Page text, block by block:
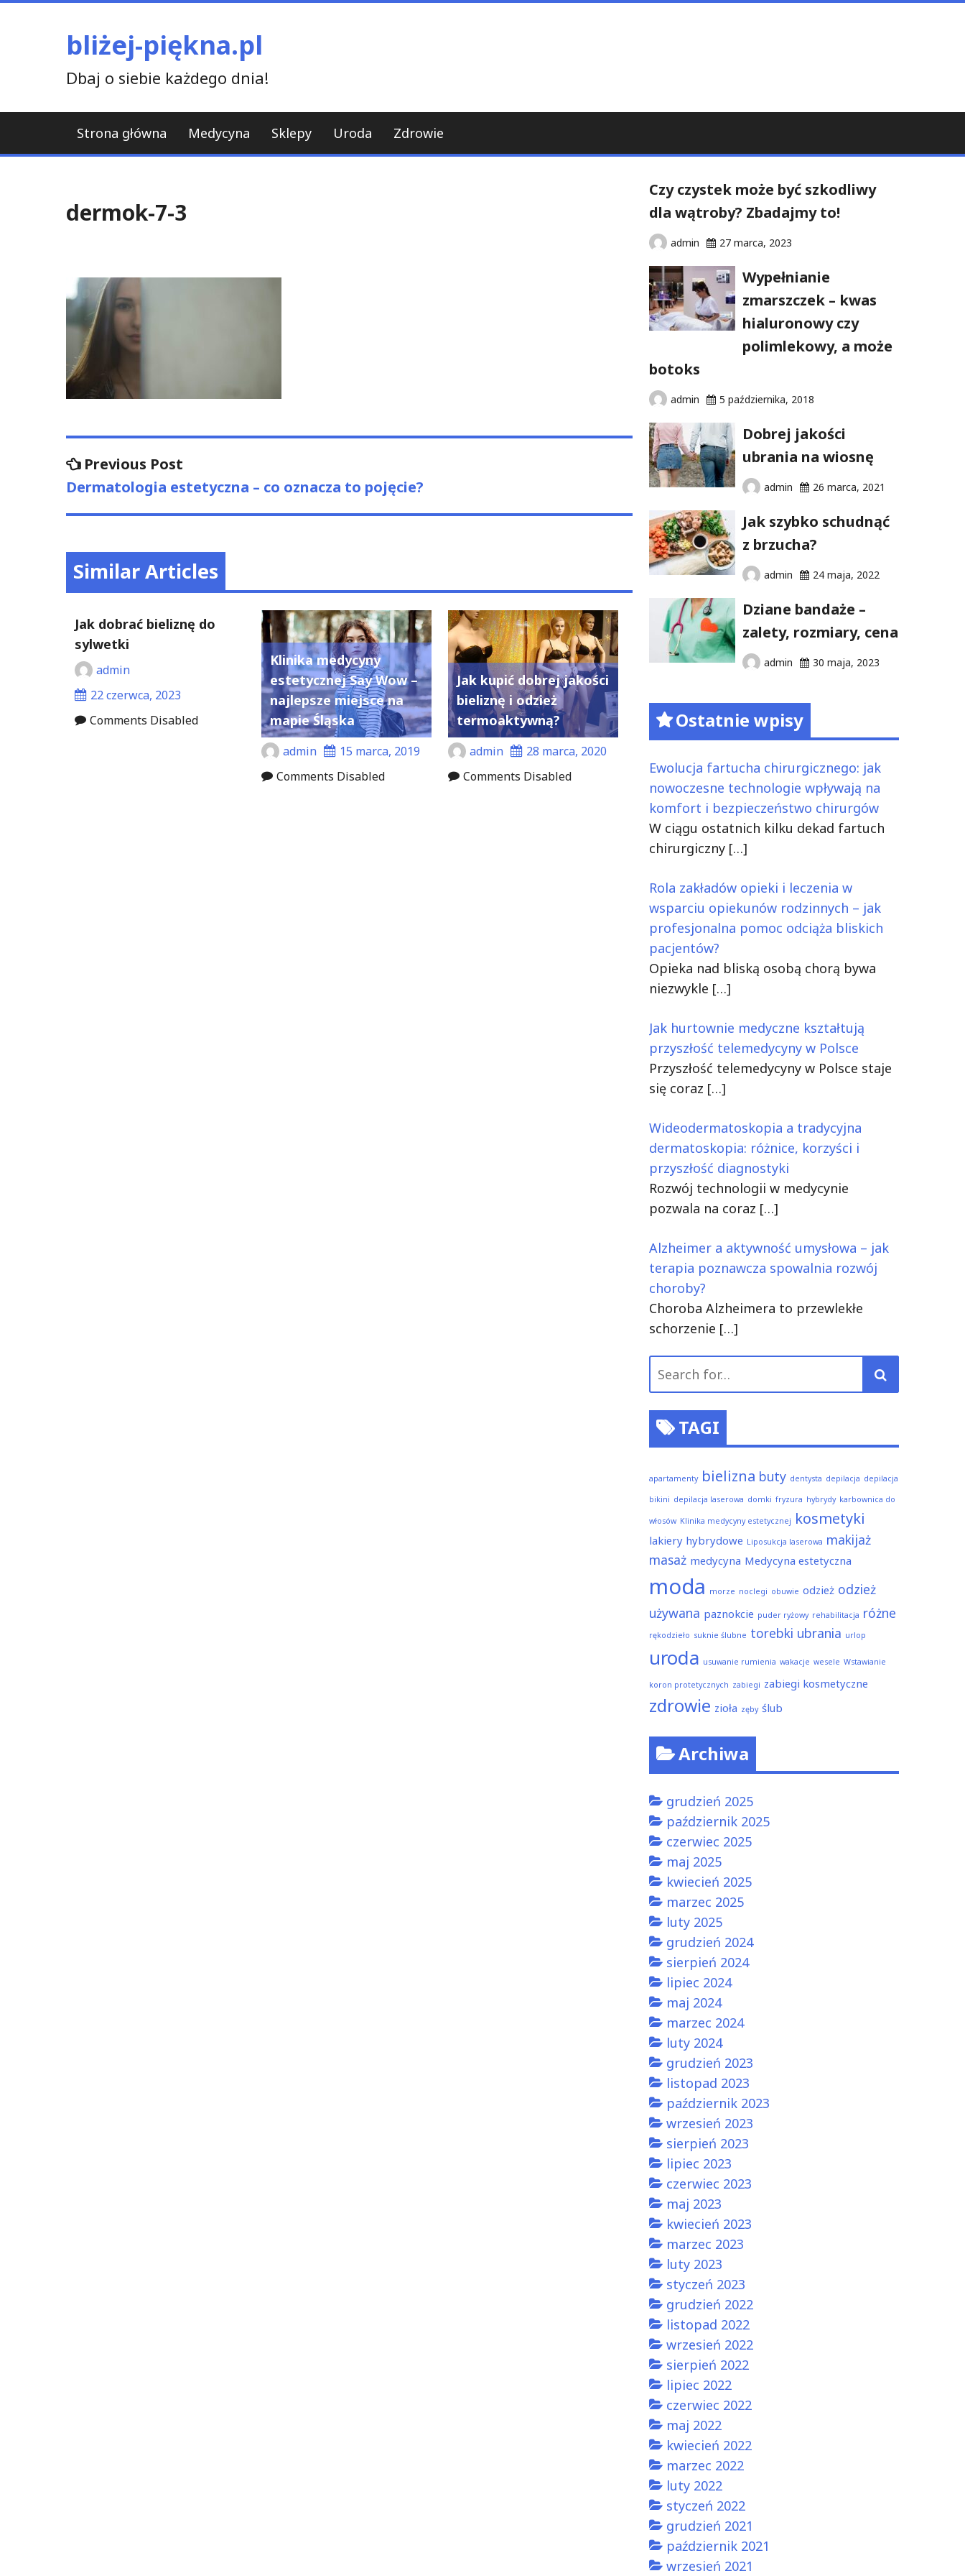
bliżej-piękna.pl
Dbaj o siebie każdego dnia!
Strona główna Medycyna Sklepy Uroda Zdrowie
dermok-7-3
Nawigacja
wpisu
Previous Post
post:
Dermatologia estetyczna – co oznacza to pojęcie?
Similar Articles
Jak dobrać bieliznę do
sylwetki
admin
22 czerwca, 2023
Comments Disabled
Klinika medycyny
estetycznej Say Wow –
najlepsze miejsce na
mapie Śląska
admin
15 marca, 2019
Comments Disabled
Jak kupić dobrej jakości
bieliznę i odzież
termoaktywną?
admin
28 marca, 2020
Comments Disabled
Czy czystek może być szkodliwy
dla wątroby? Zbadajmy to!
admin 27 marca, 2023
Wypełnianie
zmarszczek – kwas
hialuronowy czy
polimlekowy, a może
botoks
admin 5 października, 2018
Dobrej jakości
ubrania na wiosnę
admin 26 marca, 2021
Jak szybko schudnąć
z brzucha?
admin 24 maja, 2022
Dziane bandaże –
zalety, rozmiary, cena
admin 30 maja, 2023
Ostatnie wpisy
Ewolucja fartucha chirurgicznego: jak
nowoczesne technologie wpływają na
komfort i bezpieczeństwo chirurgów
W ciągu ostatnich kilku dekad fartuch
chirurgiczny […]
Rola zakładów opieki i leczenia w
wsparciu opiekunów rodzinnych – jak
profesjonalna pomoc odciąża bliskich
pacjentów?
Opieka nad bliską osobą chorą bywa
niezwykle […]
Jak hurtownie medyczne kształtują
przyszłość telemedycyny w Polsce
Przyszłość telemedycyny w Polsce staje
się coraz […]
Wideodermatoskopia a tradycyjna
dermatoskopia: różnice, korzyści i
przyszłość diagnostyki
Rozwój technologii w medycynie
pozwala na coraz […]
Alzheimer a aktywność umysłowa – jak
terapia poznawcza spowalnia rozwój
choroby?
Choroba Alzheimera to przewlekłe
schorzenie […]
for:
TAGI
apartamenty bielizna buty dentysta depilacja depilacja
bikini depilacja laserowa domki fryzura hybrydy karbownica do
włosów Klinika medycyny estetycznej kosmetyki
lakiery hybrydowe Liposukcja laserowa makijaż
masaż medycyna Medycyna estetyczna
moda morze noclegi obuwie odzież odzież
używana paznokcie puder ryżowy rehabilitacja różne
rękodzieło suknie ślubne torebki ubrania urlop
uroda usuwanie rumienia wakacje wesele Wstawianie
koron protetycznych zabiegi zabiegi kosmetyczne
zdrowie zioła zęby ślub
Archiwa
grudzień 2025
październik 2025
czerwiec 2025
maj 2025
kwiecień 2025
marzec 2025
luty 2025
grudzień 2024
sierpień 2024
lipiec 2024
maj 2024
marzec 2024
luty 2024
grudzień 2023
listopad 2023
październik 2023
wrzesień 2023
sierpień 2023
lipiec 2023
czerwiec 2023
maj 2023
kwiecień 2023
marzec 2023
luty 2023
styczeń 2023
grudzień 2022
listopad 2022
wrzesień 2022
sierpień 2022
lipiec 2022
czerwiec 2022
maj 2022
kwiecień 2022
marzec 2022
luty 2022
styczeń 2022
grudzień 2021
październik 2021
wrzesień 2021